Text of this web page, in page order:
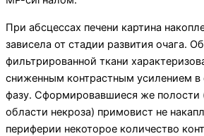
При абсцессах печени картина
зависела от стадии развития очага.
фильтрированной ткани
сниженным контрастным усилением в
фазу. Сформировавшиеся же полости
области некроза) примовист не
периферии некоторое количество